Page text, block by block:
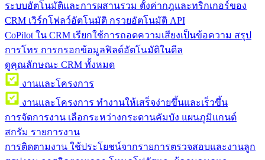
ระบบอัตโนมัติและการผสานรวม ตั้งค่ากฎและทริกเกอร์ของ
CRM เวิร์กโฟลว์อัตโนมัติ กรวยอัตโนมัติ API
CoPilot ใน CRM เรียกใช้การถอดความเสียงเป็นข้อความ สรุป
การโทร การกรอกข้อมูลฟิลด์อัตโนมัติในดีล
ดูคุณลักษณะ CRM ทั้งหมด
งานและโครงการ
งานและโครงการ ทำงานให้เสร็จง่ายขึ้นและเร็วขึ้น
การจัดการงาน เลือกระหว่างกระดานคัมบัง แผนภูมิแกนต์
สกรัม รายการงาน
การติดตามงาน ใช้ประโยชน์จากรายการตรวจสอบและงานลูก